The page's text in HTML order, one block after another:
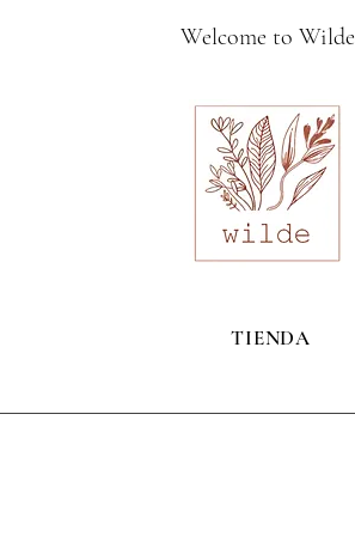
Welcome to Wilde
TIENDA